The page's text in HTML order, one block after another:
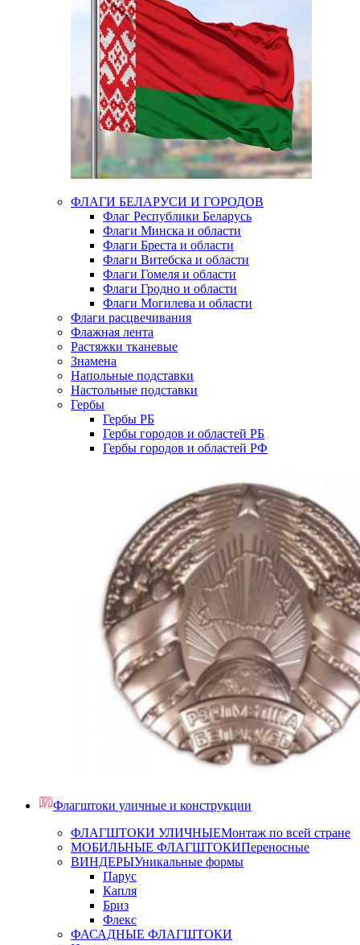
ФЛАГИ БЕЛАРУСИ И ГОРОДОВ
Флаг Республики Беларусь
Флаги Минска и области
Флаги Бреста и области
Флаги Витебска и области
Флаги Гомеля и области
Флаги Гродно и области
Флаги Могилева и области
Флаги расцвечивания
Флажная лента
Растяжки тканевые
Знамена
Напольные подставки
Настольные подставки
Гербы
Гербы РБ
Гербы городов и областей РБ
Гербы городов и областей РФ
Флагштоки уличные и конструкции
ФЛАГШТОКИ УЛИЧНЫЕМонтаж по всей стране
МОБИЛЬНЫЕ ФЛАГШТОКИПереносные
ВИНДЕРЫУникальные формы
Парус
Капля
Бриз
Флекс
ФАСАДНЫЕ ФЛАГШТОКИ